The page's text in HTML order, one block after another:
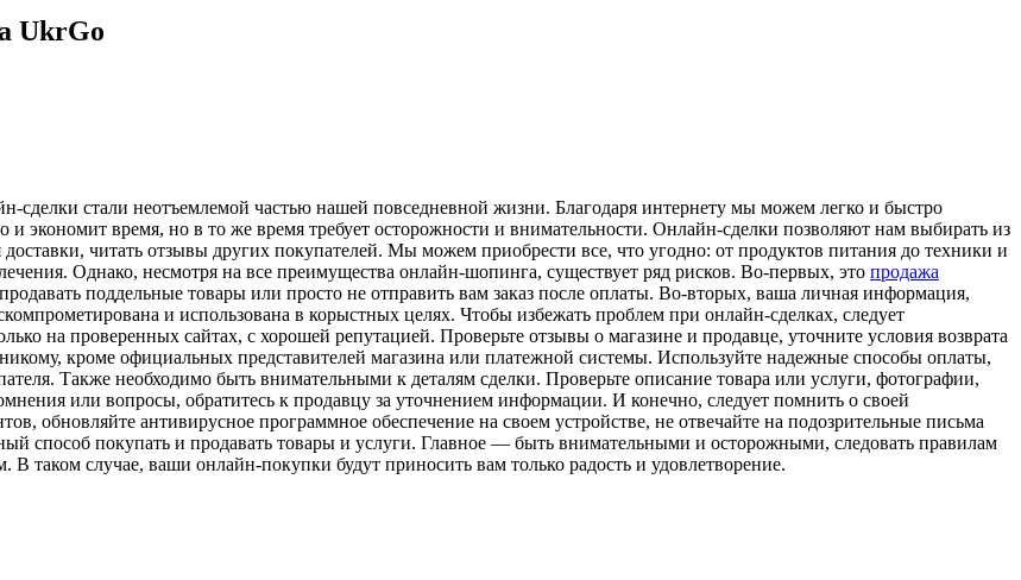
UkrGo
сделки стали неотъемлемой частью нашей повседневной жизни. Благодаря интернету мы можем легко и быстро
и экономит время, но в то же время требует осторожности и внимательности. Онлайн-сделки позволяют нам выбирать из
читать отзывы других покупателей. Мы можем приобрести все, что угодно: от продуктов питания до техники и
Однако, несмотря на все преимущества онлайн-шопинга, существует ряд рисков. Во-первых, это продажа
поддельные товары или просто не отправить вам заказ после оплаты. Во-вторых, ваша личная информация,
и использована в корыстных целях. Чтобы избежать проблем при онлайн-сделках, следует
на проверенных сайтах, с хорошей репутацией. Проверьте отзывы о магазине и продавце, уточните условия возврата
кроме официальных представителей магазина или платежной системы. Используйте надежные способы оплаты,
Также необходимо быть внимательными к деталям сделки. Проверьте описание товара или услуги, фотографии,
или вопросы, обратитесь к продавцу за уточнением информации. И конечно, следует помнить о своей
обновляйте антивирусное программное обеспечение на своем устройстве, не отвечайте на подозрительные письма
способ покупать и продавать товары и услуги. Главное — быть внимательными и осторожными, следовать правилам
таком случае, ваши онлайн-покупки будут приносить вам только радость и удовлетворение.